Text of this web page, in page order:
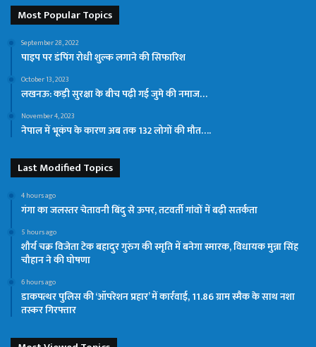
Most Popular Topics
September 28, 2022
पाइप पर डंपिंग रोधी शुल्क लगाने की सिफारिश
October 13, 2023
लखनऊ: कड़ी सुरक्षा के बीच पढ़ी गई जुमे की नमाज…
November 4, 2023
नेपाल में भूकंप के कारण अब तक 132 लोगों की मौत….
Last Modified Topics
4 hours ago
गंगा का जलस्तर चेतावनी बिंदु से ऊपर, तटवर्ती गांवों में बढ़ी सतर्कता
5 hours ago
शौर्य चक्र विजेता टेक बहादुर गुरुंग की स्मृति में बनेगा स्मारक, विधायक मुन्ना सिंह
चौहान ने की घोषणा
6 hours ago
डाकपत्थर पुलिस की ‘ऑपरेशन प्रहार’ में कार्रवाई, 11.86 ग्राम स्मैक के साथ नशा
तस्कर गिरफ्तार